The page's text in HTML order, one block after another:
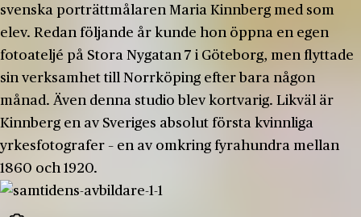
svenska porträttmålaren Maria Kinnberg med som
elev. Redan följande år kunde hon öppna en egen
fotoateljé på Stora Nygatan 7 i Göteborg, men flyttade
sin verksamhet till Norrköping efter bara någon
månad. Även denna studio blev kortvarig. Likväl är
Kinnberg en av Sveriges absolut första kvinnliga
yrkesfotografer – en av omkring fyrahundra mellan
1860 och 1920.